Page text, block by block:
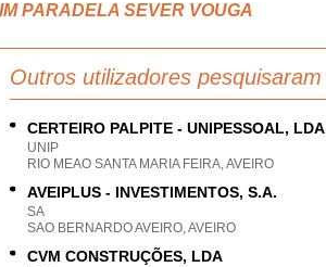
PARADELA SEVER VOUGA
Outros utilizadores pesquisaram
CERTEIRO PALPITE - UNIPESSOAL, LDA
UNIP
RIO MEAO SANTA MARIA FEIRA, AVEIRO
AVEIPLUS - INVESTIMENTOS, S.A.
SA
SAO BERNARDO AVEIRO, AVEIRO
CVM CONSTRUÇÕES, LDA